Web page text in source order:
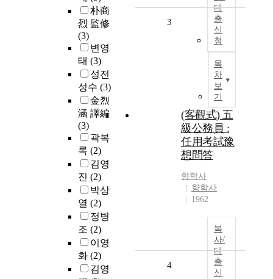
朴商
烈 監修
(3)
변영
태 (3)
성전
성수 (3)
金烈
涵 譯編
(3)
곽복
록 (2)
김영
진 (2)
박상
열 (2)
정병
조 (2)
이영
화 (2)
김영
대
출
신
청
목
차
보
기
3
(客觀式) 五
級公務員 :
任用考試豫
想問答
향학사
향학사
1962
복
사/
대
출
신
4